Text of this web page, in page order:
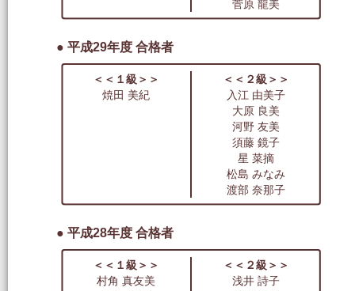
菅原 龍美
● 平成29年度 合格者
＜＜１級＞＞
＜＜２級＞＞
焼田 美紀
入江 由美子
大原 良美
河野 友美
須藤 鏡子
星 菜摘
松島 みなみ
渡部 奈那子
● 平成28年度 合格者
＜＜１級＞＞
＜＜２級＞＞
村角 真友美
浅井 詩子